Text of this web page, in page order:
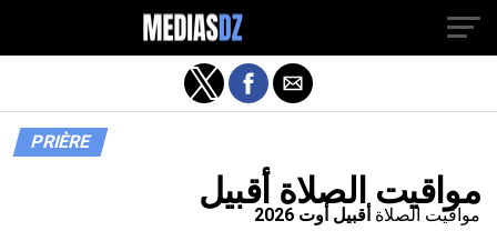
PRIÈRE
مواقيت الصلاة أقبيل
مواقيت الصلاة أقبيل أوت 2026